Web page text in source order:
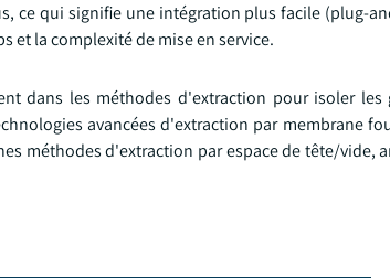
ce qui signifie une intégration plus facile (plug-
et la complexité de mise en service.
dans les méthodes d'extraction pour isoler les
avancées d'extraction par membrane
méthodes d'extraction par espace de tête/vide,